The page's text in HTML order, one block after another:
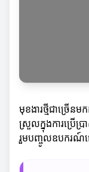
មុខងារថ្មីជាច្រើន
ស្រួលក្នុងការប្រើប្
រួមបញ្ចូលឧបករណ៍ផ្